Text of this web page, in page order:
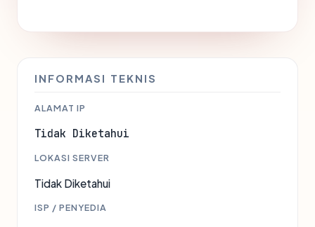
INFORMASI TEKNIS
ALAMAT IP
Tidak Diketahui
LOKASI SERVER
Tidak Diketahui
ISP / PENYEDIA